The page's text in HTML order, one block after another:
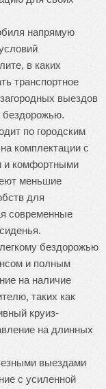
напрямую
в каких
транспортное
выездов
бездорожью.
по городским
комплектации с
и комфортными
меньшие
для
современные
бездорожью
и полным
на наличие
таких как
круиз-
на длинных
выездами
с усиленной